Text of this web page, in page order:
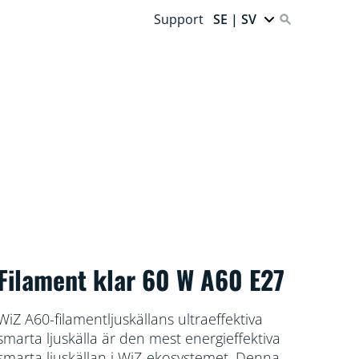
Support SE | SV
klar 60 W A60 E27
A60-filamentljuskällans ultraeffektiva
ljuskälla är den mest energieffektiva